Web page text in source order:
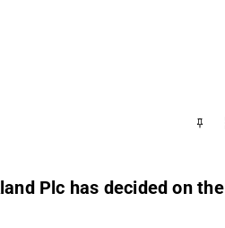
Plc has decided on the